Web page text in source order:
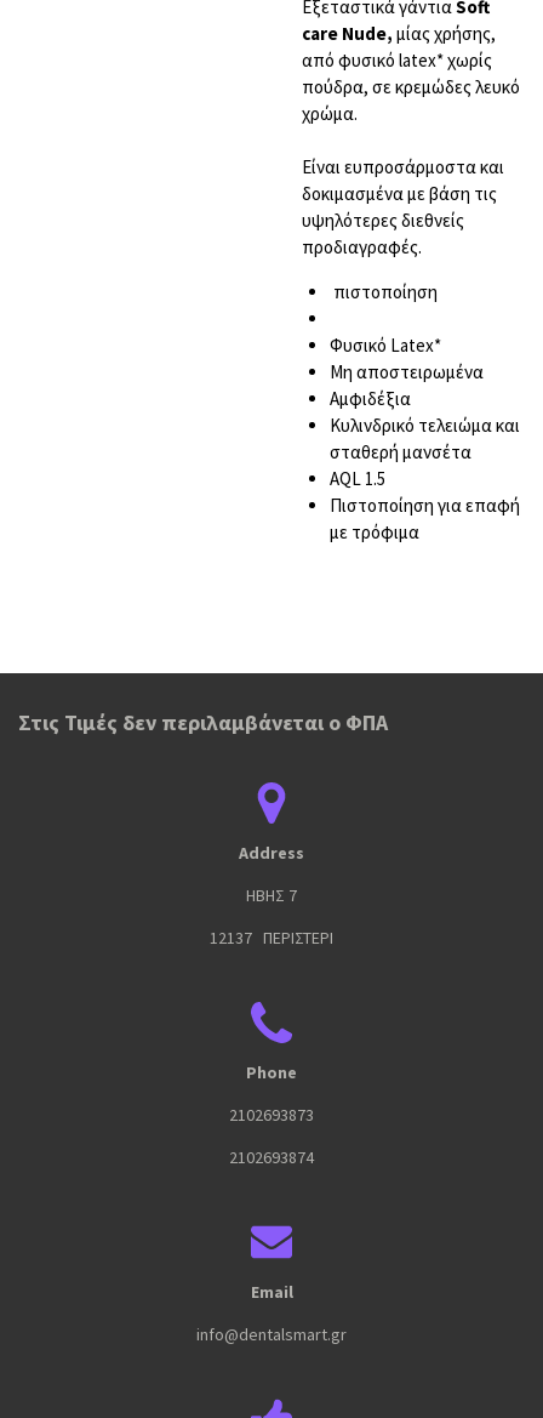
Εξεταστικά γάντιαSoft
care Nude, μίας χρήσης,
από φυσικό latex* χωρίς
πούδρα, σε κρεμώδες λευκό
χρώμα.
Είναι ευπροσάρμοστα και
δοκιμασμένα με βάση τις
υψηλότερες διεθνείς
προδιαγραφές.
πιστοποίηση
Φυσικό Latex*
Μη αποστειρωμένα
Αμφιδέξια
Κυλινδρικό τελειώμα και
σταθερή μανσέτα
AQL 1.5
Πιστοποίηση για επαφή
με τρόφιμα
Στις Τιμές δεν περιλαμβάνεται ο ΦΠΑ
Address
ΗΒΗΣ 7
12137 ΠΕΡΙΣΤΕΡΙ
Phone
2102693873
2102693874
Email
info@dentalsmart.gr